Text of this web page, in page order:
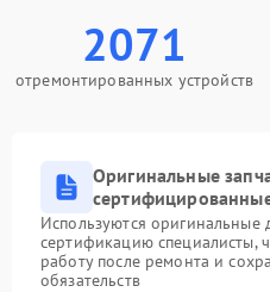
2071
отремонтированных устройств
Оригинальные
Используются
сертификацию специалисты,
работу после ремонта и
обязательств